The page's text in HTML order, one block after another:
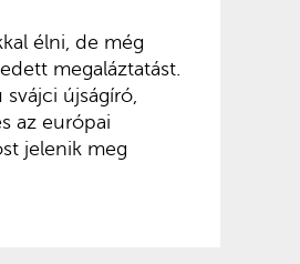
élni, de még
megaláztatást.
újságíró,
az európai
jelenik meg